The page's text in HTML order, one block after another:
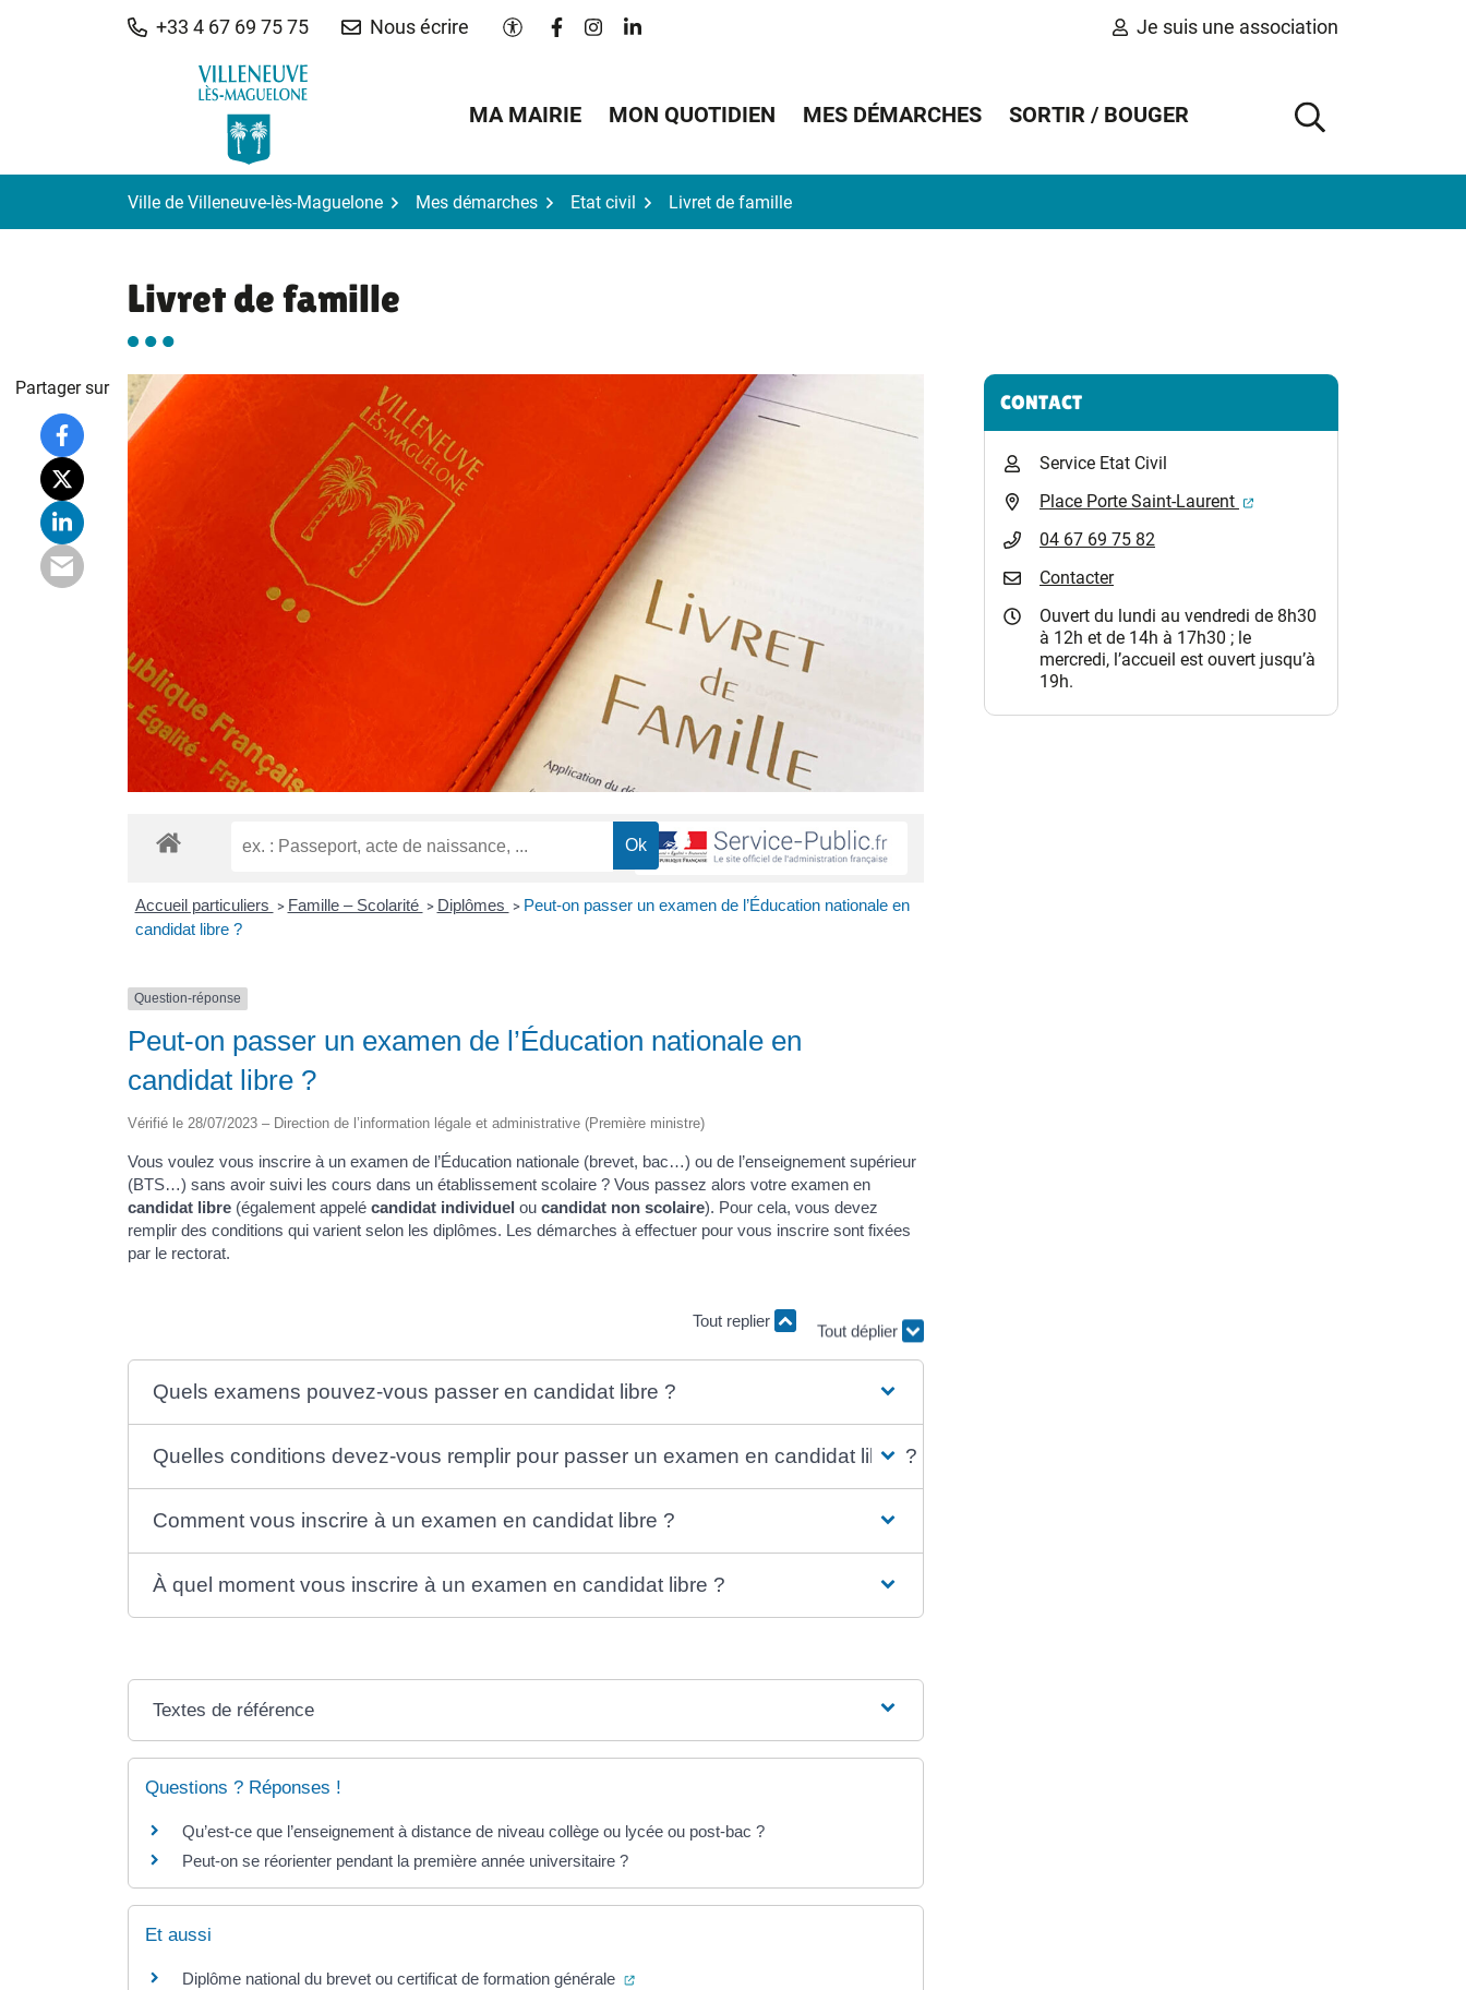
+33 4 67 69 75 75 Nous écrire Paramètres d'accessibilité
Lien vers le compte Facebook
Lien vers le compte Instagram
Lien vers le compte Linkedin Je suis une association
MA MAIRIE MON QUOTIDIEN MES DÉMARCHES SORTIR / BOUGER
AFFICHER
Ville de Villeneuve-lès-Maguelone Mes démarches Etat civil Livret de famille
Livret de famille
Accueil particuliers > Famille – Scolarité > Diplômes > Peut-on passer un examen de l’Éducation nationale en
candidat libre ?
Question-réponse
Peut-on passer un examen de l’Éducation nationale en
candidat libre ?
Vérifié le 28/07/2023 – Direction de l’information légale et administrative (Première ministre)
Vous voulez vous inscrire à un examen de l’Éducation nationale (brevet, bac…) ou de l’enseignement supérieur
(BTS…) sans avoir suivi les cours dans un établissement scolaire ? Vous passez alors votre examen en
candidat libre (également appelé candidat individuel ou candidat non scolaire). Pour cela, vous devez
remplir des conditions qui varient selon les diplômes. Les démarches à effectuer pour vous inscrire sont fixées
par le rectorat.
Tout replier
Quels examens pouvez-vous passer en candidat libre ?
Quelles conditions devez-vous remplir pour passer un examen en candidat libre ?
Comment vous inscrire à un examen en candidat libre ?
À quel moment vous inscrire à un examen en candidat libre ?
Textes de référence
Questions ? Réponses !
Qu’est-ce que l’enseignement à distance de niveau collège ou lycée ou post-bac ?
Peut-on se réorienter pendant la première année universitaire ?
Et aussi
Diplôme national du brevet ou certificat de formation générale (ouverture dans un nouvel onglet)
Partager sur Informations complémentaires
CONTACT
Service Etat Civil
Place Porte Saint-Laurent
(ouverture dans un nouvel
04 67 69 75 82
Contacter
Ouvert du lundi au vendredi de 8h30
à 12h et de 14h à 17h30 ; le
mercredi, l’accueil est ouvert jusqu’à
19h.